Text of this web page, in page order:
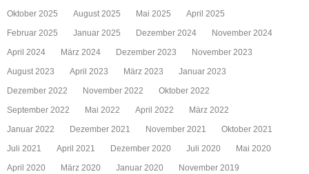
Oktober 2025
August 2025 Mai 2025
April 2025
Februar 2025
Januar 2025 Dezember 2024
November 2024
April 2024
März 2024 Dezember 2023
November 2023
August 2023
April 2023 März 2023
Januar 2023
Dezember 2022
November 2022
Oktober 2022
September 2022
Mai 2022 April 2022
März 2022
Januar 2022
Dezember 2021 November 2021
Oktober 2021
Juli 2021
April 2021 Dezember 2020 Juli 2020
Mai 2020
April 2020
März 2020 Januar 2020
November 2019